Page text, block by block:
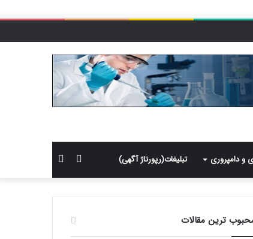
و دامپروری تبلیغات(رپورتاژ آگهی)
برای
سایدبار
ترین مقالات